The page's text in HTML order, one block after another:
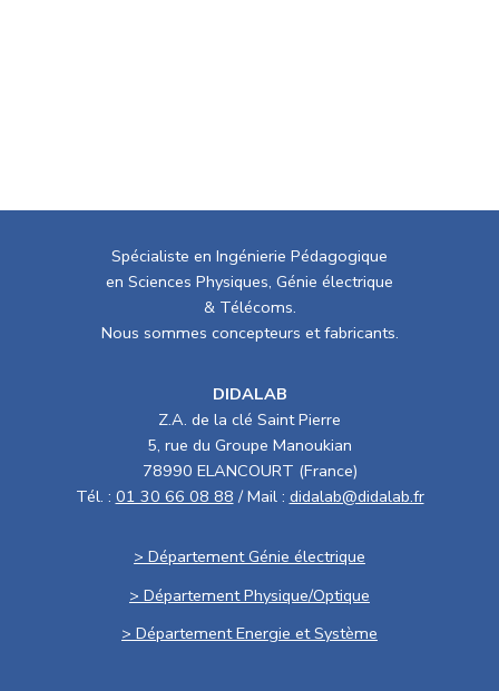
Spécialiste en Ingénierie Pédagogique
en Sciences Physiques, Génie électrique
& Télécoms.
Nous sommes concepteurs et fabricants.
DIDALAB
Z.A. de la clé Saint Pierre
5, rue du Groupe Manoukian
78990 ELANCOURT (France)
Tél. : 01 30 66 08 88 / Mail : didalab@didalab.fr
> Département Génie électrique
> Département Physique/Optique
> Département Energie et Système